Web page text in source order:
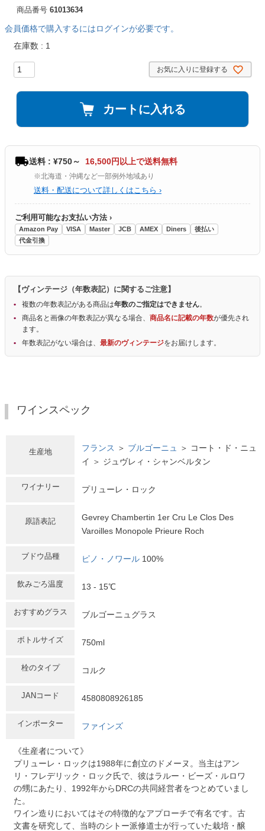
商品番号 61013634
会員価格で購入するにはログインが必要です。
在庫数
1
お気に入りに登録する
カートに入れる
送料 : ¥750～ 16,500円以上で送料無料
※北海道・沖縄など一部例外地域あり
送料・配送について詳しくはこちら ›
ご利用可能なお支払い方法 ›
Amazon Pay VISA Master JCB AMEX Diners
後払い
代金引換
【ヴィンテージ（年数表記）に関するご注意】
複数の年数表記がある商品は年数のご指定はできません。
商品名と画像の年数表記が異なる場合、 商品名に記載の年数が優先され
ます。
年数表記がない場合は、 最新のヴィンテージをお届けします。
ワインスペック
生産地 フランス ＞ ブルゴーニュ
＞ コート・ド・ニュ
イ ＞ ジュヴレィ・シャンベルタン
ワイナリー プリューレ・ロック
原語表記
Gevrey Chambertin 1er Cru Le Clos Des
Varoilles Monopole Prieure Roch
ブドウ品種 ピノ・ノワール 100%
飲みごろ温度 13 - 15℃
おすすめグラス ブルゴーニュグラス
ボトルサイズ 750ml
栓のタイプ コルク
JANコード 4580808926185
インポーター ファインズ
《生産者について》
プリューレ・ロックは1988年に創立のドメーヌ。当主はアン
リ・フレデリック・ロック氏で、彼はラルー・ビーズ・ルロワ
の甥にあたり、1992年からDRCの共同経営者をつとめていまし
た。
ワイン造りにおいてはその特徴的なアプローチで有名です。古
文書を研究して、当時のシトー派修道士が行っていた栽培・醸